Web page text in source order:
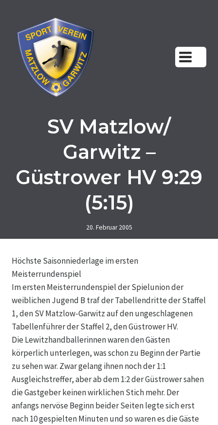
springen
SV Matzlow/
Garwitz –
Güstrower HV 9:29
(5:15)
20. Februar 2005
Höchste Saisonniederlage im ersten
Meisterrundenspiel
Im ersten Meisterrundenspiel der Spielunion der
weiblichen Jugend B traf der Tabellendritte der Staffel
1, den SV Matzlow-Garwitz auf den ungeschlagenen
Tabellenführer der Staffel 2, den Güstrower HV.
Die Lewitzhandballerinnen waren den Gästen
körperlich unterlegen, was schon zu Beginn der Partie
zu sehen war. Zwar gelang ihnen noch der 1:1
Ausgleichstreffer, aber ab dem 1:2 der Güstrower sahen
die Gastgeber keinen wirklichen Stich mehr. Der
anfangs nervöse Beginn beider Seiten legte sich erst
nach 10 gespielten Minuten und so waren es die Gäste